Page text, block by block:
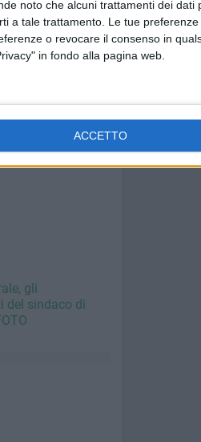
noto che alcuni trattamenti dei dati
a tale trattamento. Le tue preferenze
o revocare il consenso in
in fondo alla pagina web.
ACCETTO
gli
del sindaco di